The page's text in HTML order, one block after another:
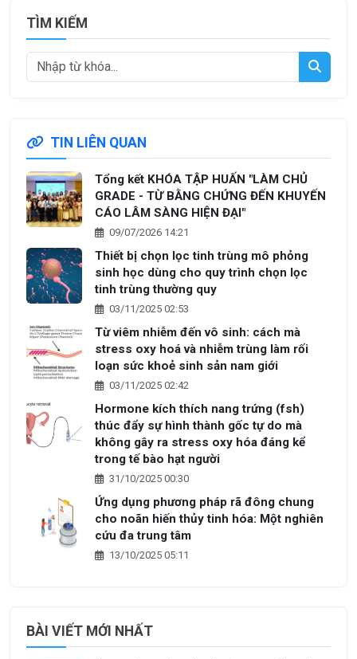
TÌM KIẾM
TIN LIÊN QUAN
Tổng kết KHÓA TẬP HUẤN "LÀM CHỦ
GRADE - TỪ BẰNG CHỨNG ĐẾN KHUYẾN
CÁO LÂM SÀNG HIỆN ĐẠI"
09/07/2026 14:21
Thiết bị chọn lọc tinh trùng mô phỏng
sinh học dùng cho quy trình chọn lọc
tinh trùng thường quy
03/11/2025 02:53
Từ viêm nhiễm đến vô sinh: cách mà
stress oxy hoá và nhiễm trùng làm rối
loạn sức khoẻ sinh sản nam giới
03/11/2025 02:42
Hormone kích thích nang trứng (fsh)
thúc đẩy sự hình thành gốc tự do mà
không gây ra stress oxy hóa đáng kể
trong tế bào hạt người
31/10/2025 00:30
Ứng dụng phương pháp rã đông chung
cho noãn hiến thủy tinh hóa: Một nghiên
cứu đa trung tâm
13/10/2025 05:11
BÀI VIẾT MỚI NHẤT